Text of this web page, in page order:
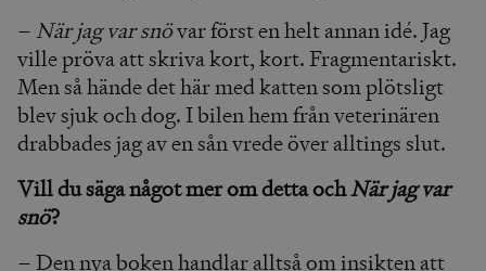
– När jag var snövar först en helt annan idé. Jag
ville pröva att skriva kort, kort. Fragmentariskt.
Men så hände det här med katten som plötsligt
blev sjuk och dog. I bilen hem från veterinären
drabbades jag av en sån vrede över alltings slut.
Vill du säga något mer om detta ochNär jag var
snö?
– Den nya boken handlar alltså om insikten att